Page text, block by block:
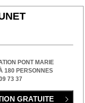
PONT MARIE
180 PERSONNES
73 37